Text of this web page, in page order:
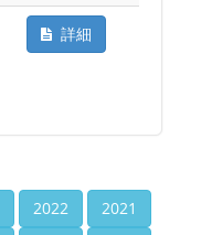
詳細
2022
2021